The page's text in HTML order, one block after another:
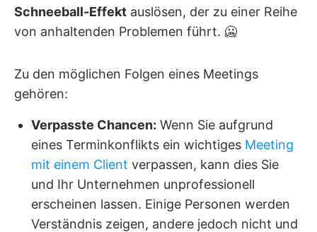
Schneeball-Effekt auslösen, der zu einer Reihe
von anhaltenden Problemen führt. 🥶
Zu den möglichen Folgen eines Meetings
gehören:
Verpasste Chancen: Wenn Sie aufgrund
eines Terminkonflikts ein wichtiges Meeting
mit einem Client verpassen, kann dies Sie
und Ihr Unternehmen unprofessionell
erscheinen lassen. Einige Personen werden
Verständnis zeigen, andere jedoch nicht und